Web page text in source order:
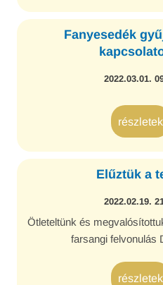
Fanyesedék
2022.03.01.
részletek
Elűztük a
2022.02.19.
Ötleteltünk és
farsangi felvonulás
részletek